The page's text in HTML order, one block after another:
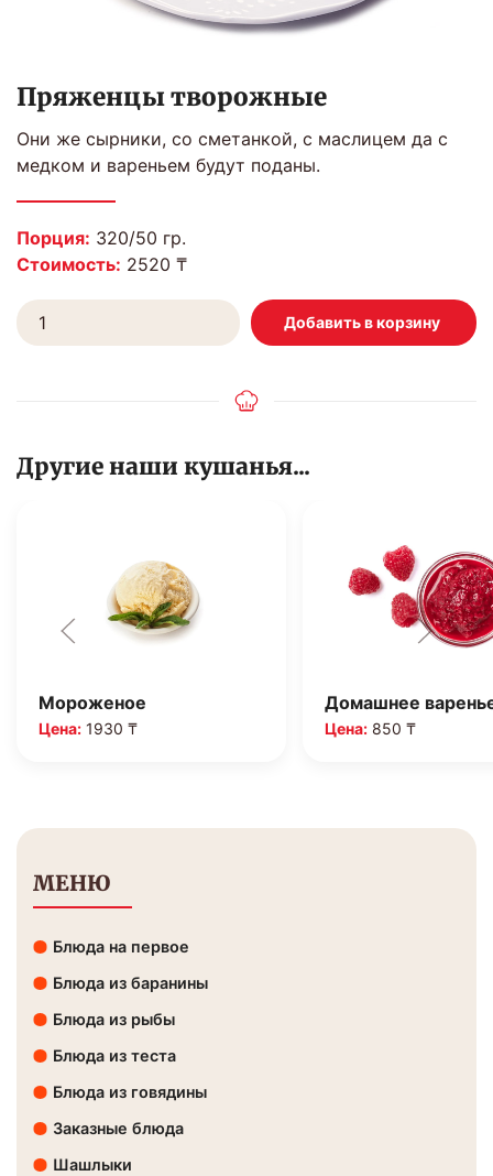
Пряженцы творожные
Они же сырники, со сметанкой, с маслицем да с
медком и вареньем будут поданы.
Порция: 320/50 гр.
Стоимость: 2520 ₸
Другие наши кушанья...
Мороженое
Цена: 1930 ₸
Домашнее
Цена:850 ₸
МЕНЮ
Блюда на первое
Блюда из баранины
Блюда из рыбы
Блюда из теста
Блюда из говядины
Заказные блюда
Шашлыки